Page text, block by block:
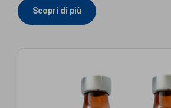
Scopri di più